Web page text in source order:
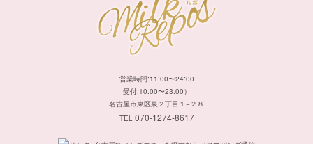
営業時間:11:00〜24:00
受付:10:00〜23:00）
名古屋市東区泉２丁目１−２８
TEL 070-1274-8617